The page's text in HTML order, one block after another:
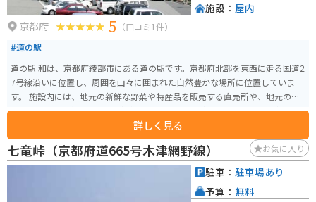
京都府 5 （口コミ1件）
#道の駅
道の駅 和は、京都府綾部市にある道の駅です。京都府北部を東西に走る国道2
7号線沿いに位置し、周囲を山々に囲まれた自然豊かな場所に位置していま
す。 施設内には、地元の新鮮な野菜や特産品を販売する直売所や、地元の食
材をふんだんに使った料理を提供するレストランがあります。特に、綾部産
コシヒカリを使った「猪肉丼」や「鹿肉カレー」が人気です。 道の駅 和は、
ツーリングの休憩場所としても最適です。駐車場も広く、バイクスタンドも
設置されています。また、道の駅周辺には、綾部市の歴史や文化に触れるこ
とができる観光スポットも点在しています。 道の駅 和を訪れた際には、ぜ
ひ、綾部市の豊かな自然と食を満喫してください。
詳しく見る
施設： 屋内
七竜峠（京都府道665号木津網野線） お気に入り
駐車： 駐車場あり
予算： 無料